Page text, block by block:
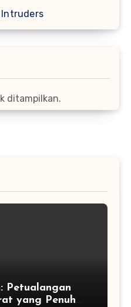
ditampilkan.
Petualangan
yang Penuh